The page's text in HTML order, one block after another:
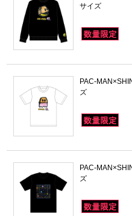
サイズ
PAC-
ズ
PAC-
ズ